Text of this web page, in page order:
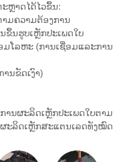
ຫຼາດໄດ້ໄວຂຶ້ນ:
ມຄວາມຕ້ອງການ
ຂຶ້ນຮູບເຫຼັກປະເພດໃບ
ໂລຫະ (ການເຊື່ອມແລະການ
ນຂັດເງົາ)
ານຜະລິດເຫຼັກປະເພດໃບຕາມ
ະລິດເຫຼັກສະແຕນເລດທັງໝົດ